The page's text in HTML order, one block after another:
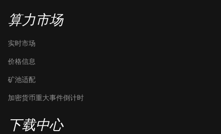
算力市场
实时市场
价格信息
矿池适配
加密货币重大事件倒计时
下载中心